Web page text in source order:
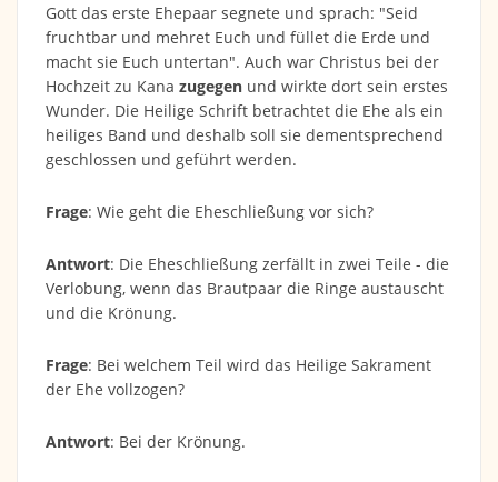
Gott das erste Ehepaar segnete und sprach: "Seid
fruchtbar und mehret Euch und füllet die Erde und
macht sie Euch untertan". Auch war Christus bei der
Hochzeit zu Kana zugegen und wirkte dort sein erstes
Wunder. Die Heilige Schrift betrachtet die Ehe als ein
heiliges Band und deshalb soll sie dementsprechend
geschlossen und geführt werden.
Frage: Wie geht die Eheschließung vor sich?
Antwort: Die Eheschließung zerfällt in zwei Teile - die
Verlobung, wenn das Brautpaar die Ringe austauscht
und die Krönung.
Frage: Bei welchem Teil wird das Heilige Sakrament
der Ehe vollzogen?
Antwort: Bei der Krönung.